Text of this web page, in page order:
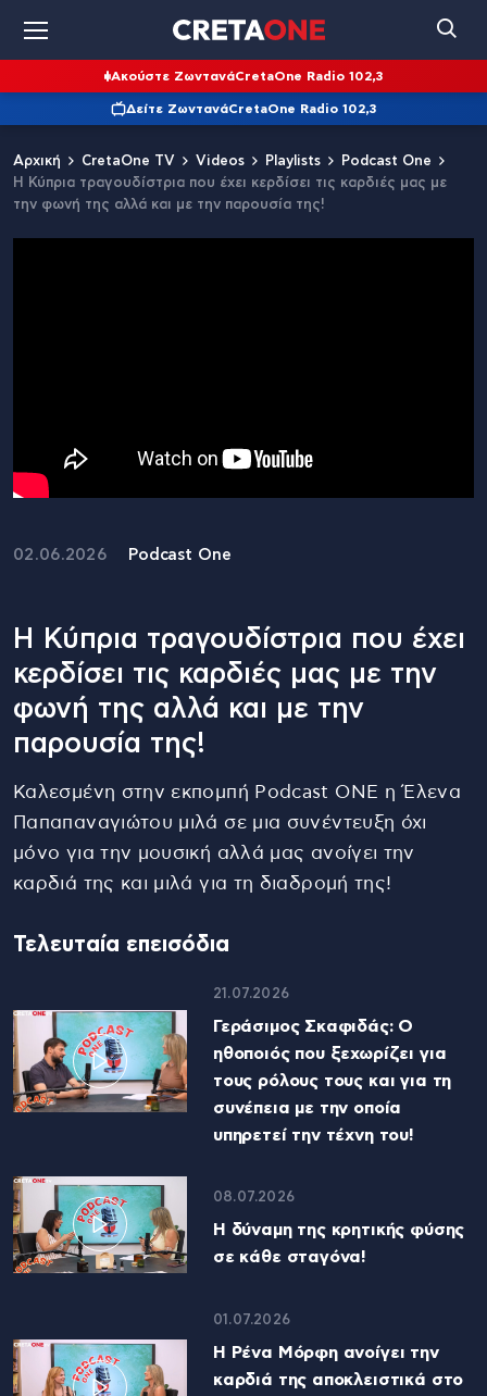
Ακούστε ΖωντανάCretaOne Radio 102,3
Δείτε ΖωντανάCretaOne Radio 102,3
Αρχική CretaOne TV Videos Playlists
Podcast One
Η Κύπρια τραγουδίστρια που έχει κερδίσει τις καρδιές μας με
την φωνή της αλλά και με την παρουσία της!
02.06.2026 Podcast One
Η Κύπρια τραγουδίστρια που έχει
κερδίσει τις καρδιές μας με την
φωνή της αλλά και με την
παρουσία της!
Καλεσμένη στην εκπομπή Podcast ONE η Έλενα
Παπαπαναγιώτου μιλά σε μια συνέντευξη όχι
μόνο για την μουσική αλλά μας ανοίγει την
καρδιά της και μιλά για τη διαδρομή της!
Τελευταία επεισόδια
21.07.2026
Γεράσιμος Σκαφιδάς: Ο
ηθοποιός που ξεχωρίζει για
τους ρόλους τους και για τη
συνέπεια με την οποία
υπηρετεί την τέχνη του!
08.07.2026
Η δύναμη της κρητικής φύσης
σε κάθε σταγόνα!
01.07.2026
Η Ρένα Μόρφη ανοίγει την
καρδιά της αποκλειστικά στο